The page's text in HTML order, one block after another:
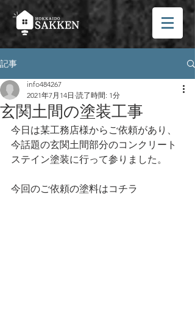
記事
玄関土間の塗装工事
info484267
2021年7月14日 読了時間: 1分
今日は某工務店様からご依頼があり、
今話題の玄関土間部分のコンクリート
ステイン塗装に行って参りました。
今回のご依頼の塗料はコチラ